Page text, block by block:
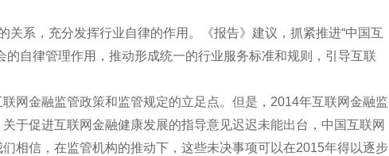
关系，充分发挥行业自律的作用。《报告》建议，抓紧推进“中国互
的自律管理作用，推动形成统一的行业服务标准和规则，引导互联
网金融监管政策和监管规定的立足点。但是，2014年互联网金融监
于促进互联网金融健康发展的指导意见迟迟未能出台，中国互联网
相信，在监管机构的推动下，这些未决事项可以在2015年得以逐步